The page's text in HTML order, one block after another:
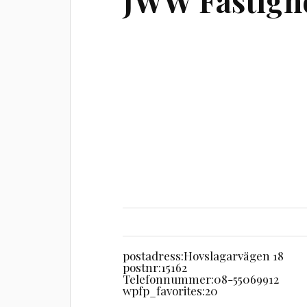
postadress:Hovslagarvägen 18
postnr:15162
Telefonnummer:08-55069912
wpfp_favorites:20